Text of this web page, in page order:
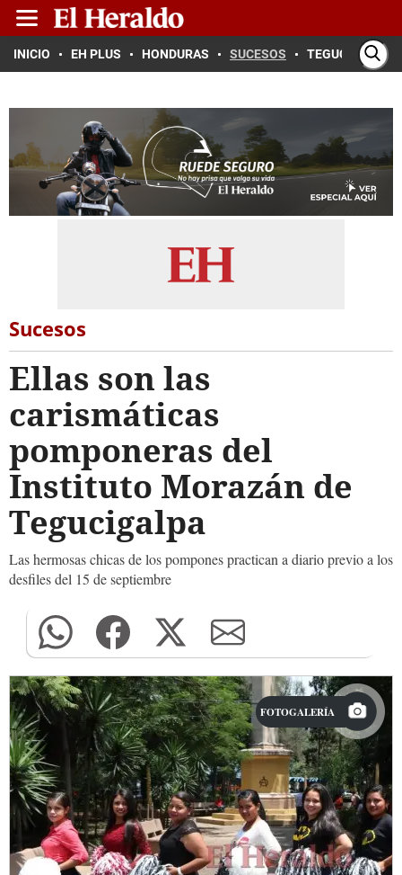
INICIO EH PLUS HONDURAS SUCESOS TEGUCIGALPA
Sucesos
Ellas son las
carismáticas
pomponeras del
Instituto Morazán de
Tegucigalpa
Las hermosas chicas de los pompones practican a diario previo a los
desfiles del 15 de septiembre
FOTOGALERÍA